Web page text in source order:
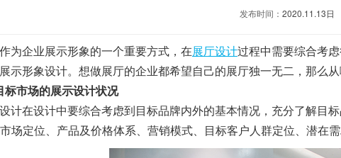
发布时间： 2020.11.13日
企业展示形象的一个重要方式，在展厅设计过程中需要综合考
示形象设计。想做展厅的企业都希望自己的展厅独一无二，那么
市场的展示设计状况
在设计中要综合考虑到目标品牌内外的基本情况，充分了解目
场定位、产品及价格体系、营销模式、目标客户人群定位、潜在